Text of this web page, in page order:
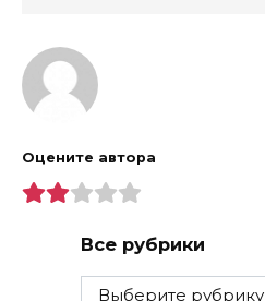
Оцените автора
Все рубрики
Все